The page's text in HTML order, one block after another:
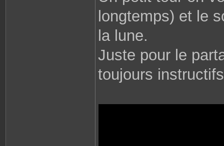
longtemps) et le
la lune.
Juste pour le
toujours